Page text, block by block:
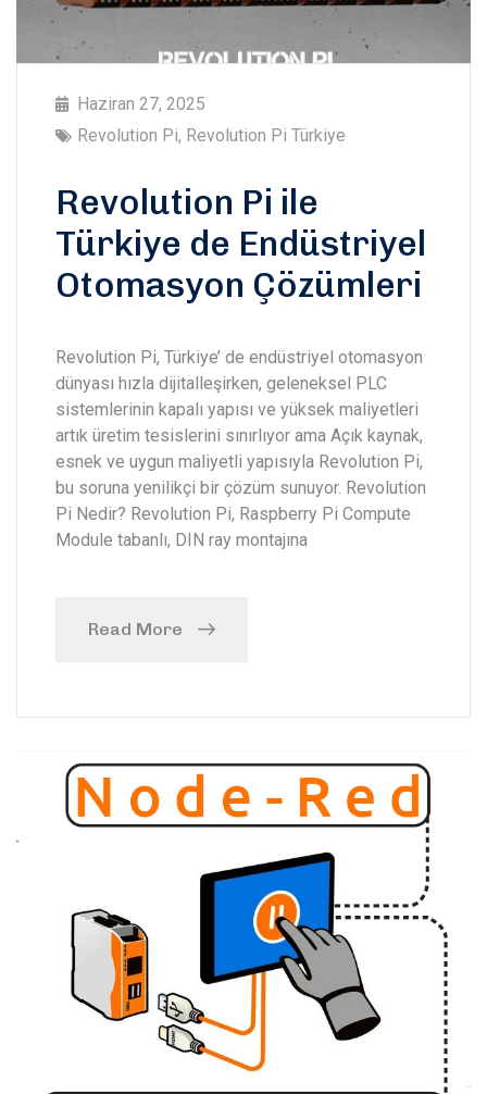
Haziran 27, 2025
Revolution Pi, Revolution Pi Türkiye
Revolution Pi ile
Türkiye de Endüstriyel
Otomasyon Çözümleri
Revolution Pi, Türkiye’ de endüstriyel otomasyon
dünyası hızla dijitalleşirken, geleneksel PLC
sistemlerinin kapalı yapısı ve yüksek maliyetleri
artık üretim tesislerini sınırlıyor ama Açık kaynak,
esnek ve uygun maliyetli yapısıyla Revolution Pi,
bu soruna yenilikçi bir çözüm sunuyor. Revolution
Pi Nedir? Revolution Pi, Raspberry Pi Compute
Module tabanlı, DIN ray montajına
Read More